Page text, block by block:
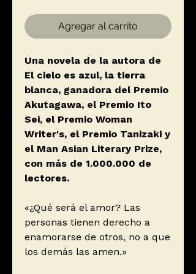
Agregar al carrito
Una novela de la autora de
El cielo es azul, la tierra
blanca, ganadora del Premio
Akutagawa, el Premio Ito
Sei, el Premio Woman
Writer's, el Premio Tanizaki y
el Man Asian Literary Prize,
con más de 1.000.000 de
lectores.
«¿Qué será el amor? Las
personas tienen derecho a
enamorarse de otros, no a que
los demás las amen.»